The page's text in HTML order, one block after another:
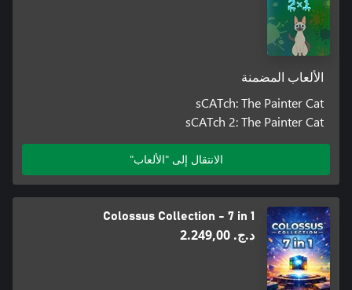
الألعاب المضمنة
sCATch: The Painter Cat
sCATch 2: The Painter Cat
الانتقال إلى "الألعاب"
Colossus Collection - 7 in 1
د.ج.‏ 2.249,00